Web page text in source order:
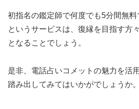
初指名の鑑定師で何度でも5分間無
というサービスは、復縁を目指す方
となることでしょう。
是非、電話占いコメットの魅力を活
踏み出してみてはいかがでしょうか。